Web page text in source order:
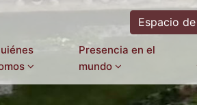
Espacio
Presencia en el
mundo